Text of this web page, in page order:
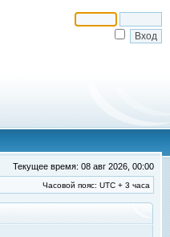
Текущее время: 08 авг 2026, 00:00
Часовой пояс: UTC + 3 часа